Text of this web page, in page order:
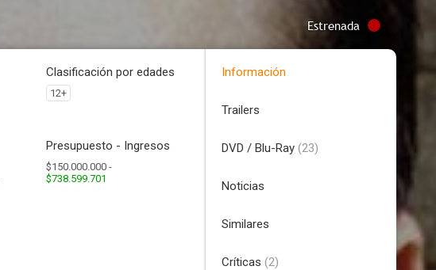
Estrenada
Clasificación por edades
12+
Presupuesto - Ingresos
$150.000.000 -
$738.599.701
Información
Trailers
DVD / Blu-Ray (23)
Noticias
Similares
Críticas (2)